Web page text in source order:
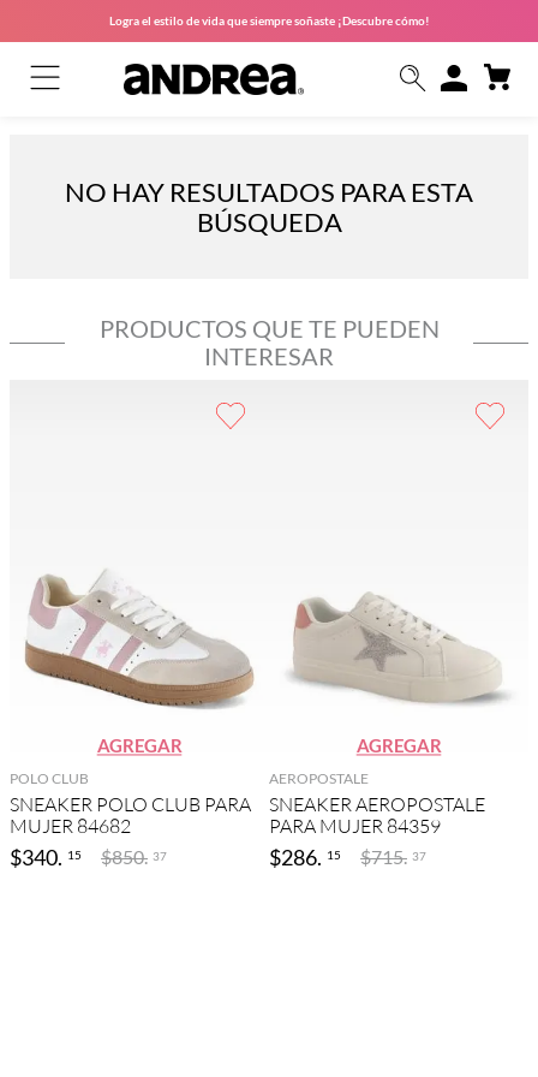
Logra el estilo de vida que siempre soñaste ¡Descubre cómo!
NO HAY RESULTADOS PARA ESTA
BÚSQUEDA
PRODUCTOS QUE TE PUEDEN
INTERESAR
AGREGAR
POLO CLUB
SNEAKER POLO CLUB PARA
MUJER 84682
$340. 15 $850. 37
AGREGAR
AEROPOSTALE
SNEAKER AEROPOSTALE
PARA MUJER 84359
$286. 15 $715. 37